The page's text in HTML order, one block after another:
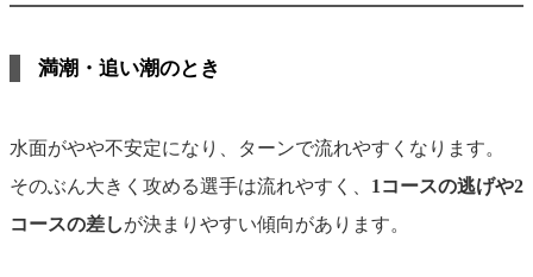
満潮・追い潮のとき
水面がやや不安定になり、ターンで流れやすくなります。
そのぶん大きく攻める選手は流れやすく、 1コースの逃げや2
コースの差しが決まりやすい傾向があります。